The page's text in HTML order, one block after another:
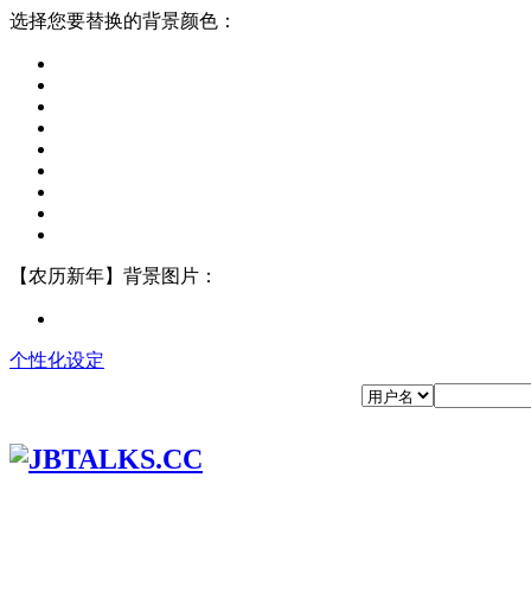
选择您要替换的背景颜色：
【农历新年】背景图片：
个性化设定